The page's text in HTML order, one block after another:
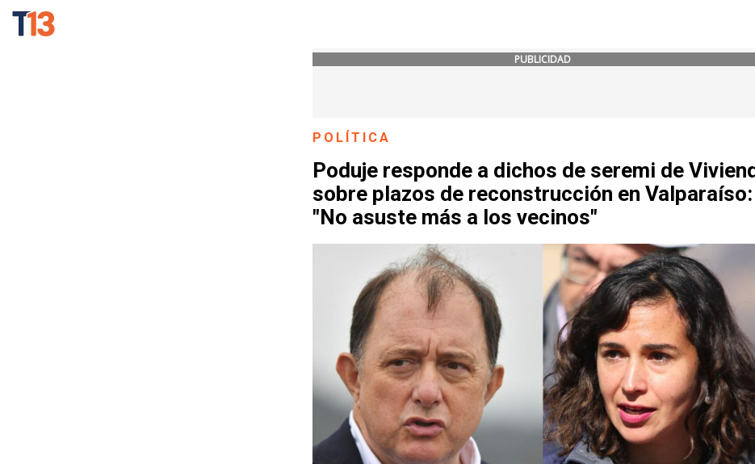
PUBLICIDAD
POLÍTICA
Poduje responde a dichos de seremi de
sobre plazos de reconstrucción en Valparaíso:
"No asuste más a los vecinos"